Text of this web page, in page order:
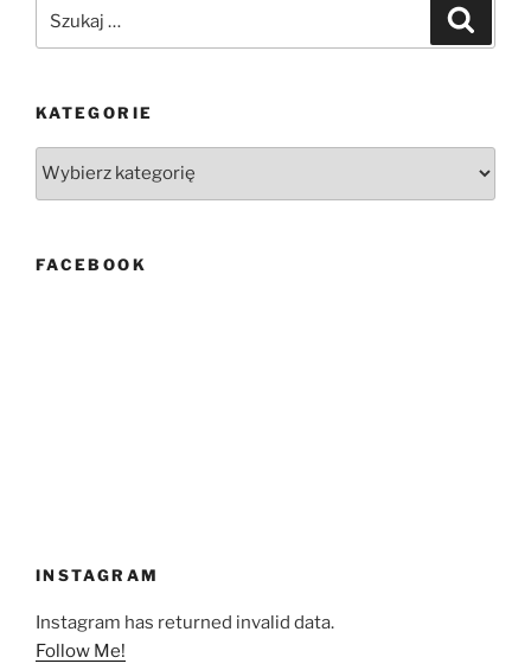
KATEGORIE
FACEBOOK
INSTAGRAM
Instagram has returned invalid data.
Follow Me!